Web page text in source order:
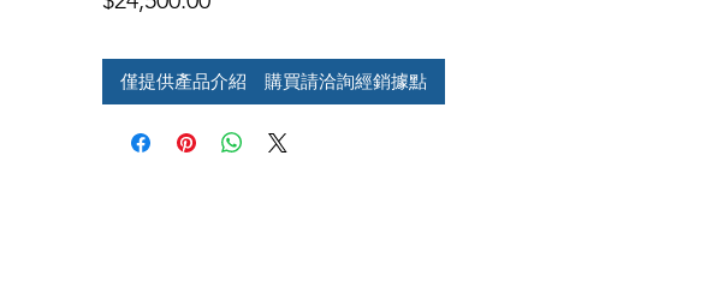
僅提供產品介紹 購買請洽詢經銷據點